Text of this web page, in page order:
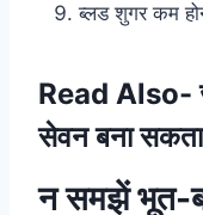
ब्लड शुगर कम
Read Also-
सेवन बना
न समझें भूत-